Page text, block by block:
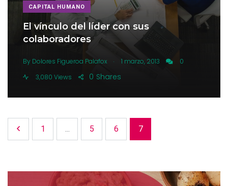
CAPITAL HUMANO
El vínculo del líder con sus
colaboradores
By Dolores Figueroa Palafox . 1 marzo, 2013
0
3,080 Views
Shares
0
1 ... 5 6 7